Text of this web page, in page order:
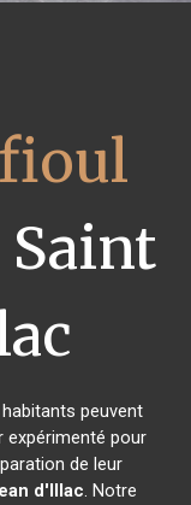
Saint
peuvent
expérimenté pour
de leur
d'Illac. Notre